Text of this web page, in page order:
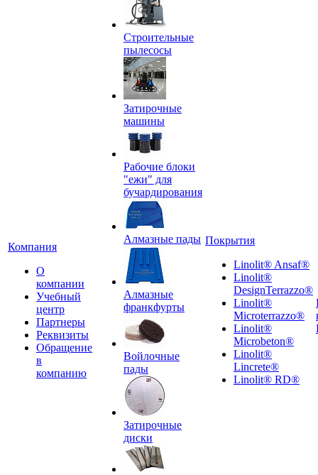
Компания
О
компании
Учебный
центр
Партнеры
Реквизиты
Обращение
в
компанию
Строительные
пылесосы
Затирочные
машины
Рабочие блоки
"ежи" для
бучардирования
Алмазные пады
Алмазные
франкфурты
Войлочные
пады
Затирочные
диски
Покрытия
Linolit® Ansaf®
Linolit®
DesignTerrazzo®
Linolit®
Microterrazzo®
Linolit®
Microbeton®
Linolit®
Lincrete®
Linolit® RD®